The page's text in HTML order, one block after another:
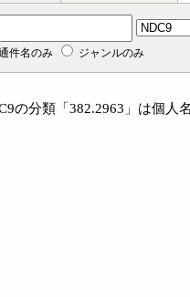
件名のみ ジャンルのみ
の分類「382.2963」は個人